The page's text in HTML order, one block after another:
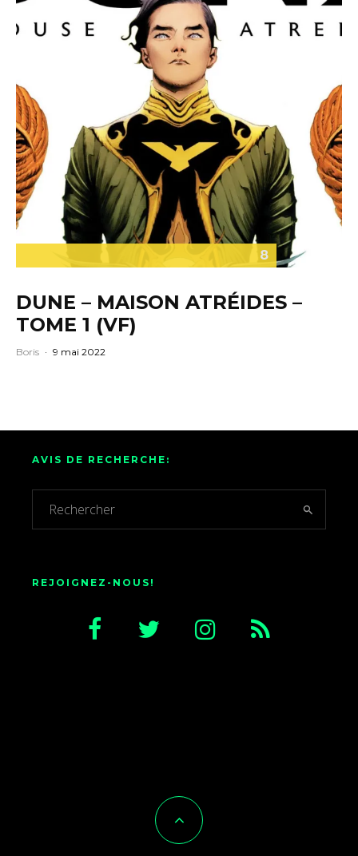
8
DUNE – MAISON ATRÉIDES –
TOME 1 (VF)
Boris · 9 mai 2022
AVIS DE RECHERCHE:
REJOIGNEZ-NOUS!